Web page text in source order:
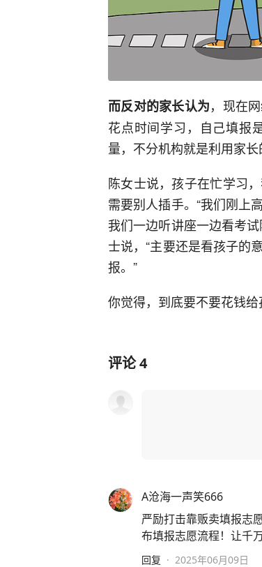
而反对的家长认为，现在
花点时间学习，自己填报
量，不分机构就是利用家长
陈女士说，孩子在忙学习
需要别人插手。“我们刚上
我们一边听讲座一边看考
士说，“主要还是看孩子的
报。”
你觉得，到底要不要花钱
评论4
A沧海一声笑666
严励打击靠贩卖填报志
布填报志愿流程！让千
回复 · 2025年06月09日